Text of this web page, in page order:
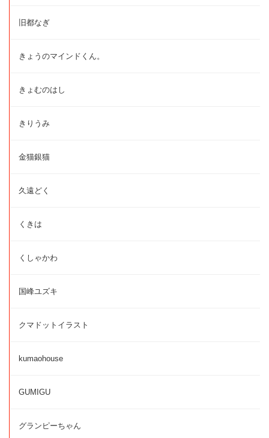
旧都なぎ
きょうのマインドくん。
きょむのはし
きりうみ
金猫銀猫
久遠どく
くきは
くしゃかわ
国峰ユズキ
クマドットイラスト
kumaohouse
GUMIGU
グランピーちゃん